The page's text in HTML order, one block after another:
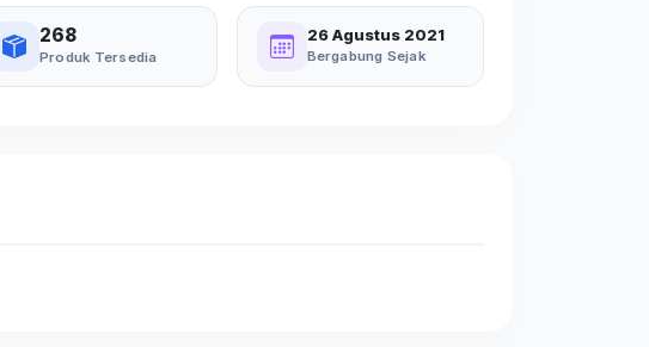
268
Produk Tersedia
26 Agustus 2021
Bergabung Sejak